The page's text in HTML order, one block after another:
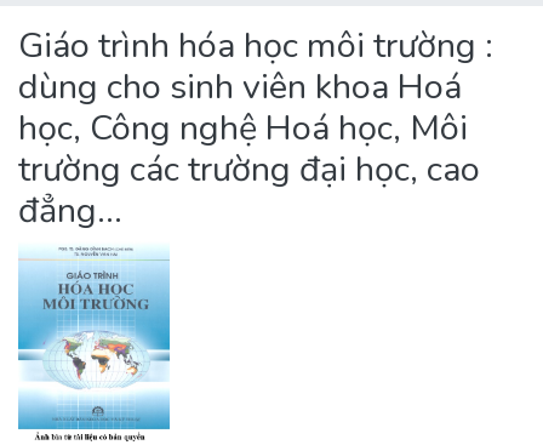
User guides
Usage rules
Verify account
Giáo trình hóa học môi trường :
dùng cho sinh viên khoa Hoá
học, Công nghệ Hoá học, Môi
trường các trường đại học, cao
đẳng...